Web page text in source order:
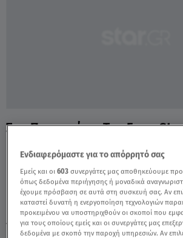
Στα..Παρασκήνια Του Fame
TAGS: FAME STORY ΠΡΕΜΙΕΡΑ FAME
Ενδιαφερόμαστε για το απόρρητό σας
Εμείς και οι603 συνεργάτες μας αποθηκεύουμε
όπως δεδομένα περιήγησης ή μοναδικά
έχουμε πρόσβαση σε αυτά στη συσκευή σας. Αν
καταστεί δυνατή η ενεργοποίηση τεχνολογιών
προκειμένου να υποστηριχθούν οι σκοποί που
για τους οποίους εμείς και οι συνεργάτες μας
δεδομένα με σκοπό την παροχή υπηρεσιών. Αν